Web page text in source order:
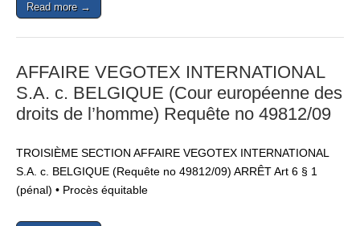
Read more →
AFFAIRE VEGOTEX INTERNATIONAL
S.A. c. BELGIQUE (Cour européenne des
droits de l’homme) Requête no 49812/09
TROISIÈME SECTION AFFAIRE VEGOTEX INTERNATIONAL
S.A. c. BELGIQUE (Requête no 49812/09) ARRÊT Art 6 § 1
(pénal) • Procès équitable